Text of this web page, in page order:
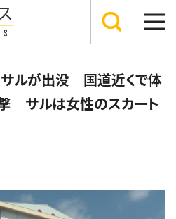
サルが出没 国道近くで体
サルは女性のスカート